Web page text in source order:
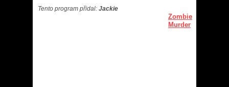
Tento program přidal: Jackie
Zombie
Murder